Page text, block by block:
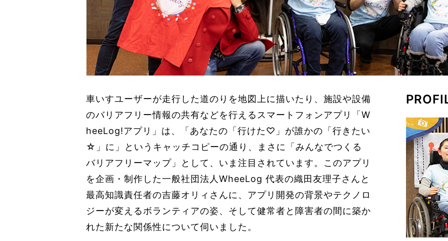
車いすユーザーが走行した道のりを地図上に描いたり、施設や設備
のバリアフリー情報の共有などを行えるスマートフォンアプリ「W
heeLog!アプリ」は、「あなたの「行けた♡」が誰かの「行きたい
☆」に」というキャッチコピーの通り、まさに「みんなでつくる
バリアフリーマップ」として、いま注目されています。このアプリ
を企画・制作した一般社団法人WheeLog 代表の織田友理子さんと
最高知識責任者の吉藤オリィさんに、アプリ開発の背景やテクノロ
ジーが変えるボランティアの姿、そして健常者と障害者の間に築か
れた新たな関係性について伺いました。